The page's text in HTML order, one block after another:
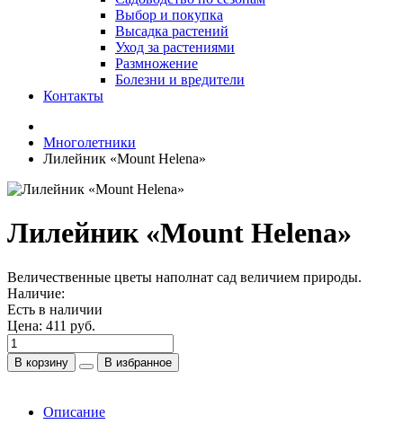
Выбор и покупка
Высадка растений
Уход за растениями
Размножение
Болезни и вредители
Контакты
Многолетники
Лилейник «Mount Helena»
Лилейник «Mount Helena»
Величественные цветы наполнат сад величием природы.
Наличие:
Есть в наличии
Цена: 411 руб.
В корзину В избранное
Описание